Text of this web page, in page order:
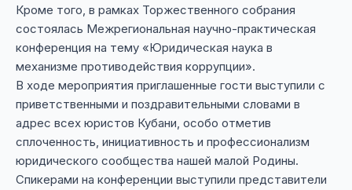
Кроме того, в рамках Торжественного собрания
состоялась Межрегиональная научно-практическая
конференция на тему «Юридическая наука в
механизме противодействия коррупции».
В ходе мероприятия приглашенные гости выступили с
приветственными и поздравительными словами в
адрес всех юристов Кубани, особо отметив
сплоченность, инициативность и профессионализм
юридического сообщества нашей малой Родины.
Спикерами на конференции выступили представители